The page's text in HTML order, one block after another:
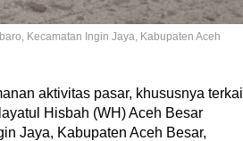
Kecamatan Ingin Jaya, Kabupaten Aceh
aktivitas pasar, khususnya
Hisbah (WH) Aceh Besar
Jaya, Kabupaten Aceh Besar,